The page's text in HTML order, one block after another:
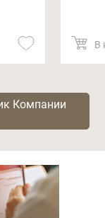
В
Компании